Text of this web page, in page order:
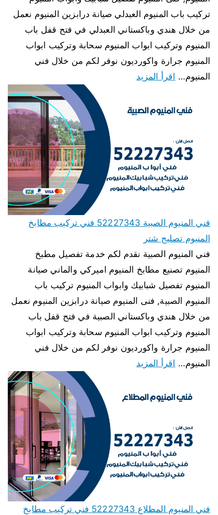
تركيب باب المنيوم العبدلي صيانة درابزين المنيوم نعمل
من خلال هندي وباكستاني العبدلي في فتح قفل باب
المنيوم وتركيب ابواب المنيوم سحابة وتركيب ابواب
المنيوم جرارة واكورديون نوفر لكم من خلال فني
المنيوم… اقرأ المزيد
فني المنيوم الصبية 52227343 فني تركيب مطابخ
المنيوم تصليح شتر
فني المنيوم الصبية نقدم لكم خدمة تفصيل مطبخ
المنيوم تصنيع مطابخ المنيوم اميركي والماني صيانة
المنيوم تفصيل شبابيك وابواب المنيوم تركيب باب
المنيوم الصبية, فنى المنيوم صيانة درابزين المنيوم نعمل
من خلال هندي وباكستاني الصبية في فتح قفل باب
المنيوم وتركيب ابواب المنيوم سحابة وتركيب ابواب
المنيوم جرارة واكورديون نوفر لكم من خلال فني
المنيوم… اقرأ المزيد
فني المنيوم المطلاع 52227343 فني تركيب مطابخ